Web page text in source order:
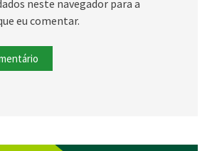
neste navegador para a
eu comentar.